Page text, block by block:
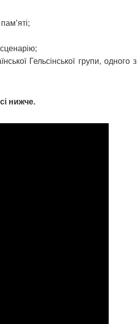
Гельсінської групи, одного з
нижче.